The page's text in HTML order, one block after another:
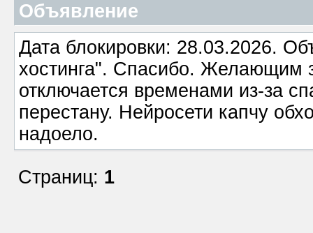
Объявление
Дата блокировки: 28.03.2026.
хостинга". Спасибо. Желающим
отключается временами из-за
перестану. Нейросети капчу
надоело.
Страниц: 1